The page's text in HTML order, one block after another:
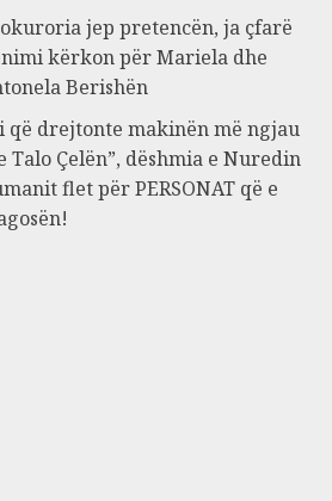
jep pretencën, ja çfarë
kërkon për Mariela dhe
Berishën
që drejtonte makinën më ngjau
Talo Çelën”, dëshmia e Nuredin
flet për PERSONAT që e